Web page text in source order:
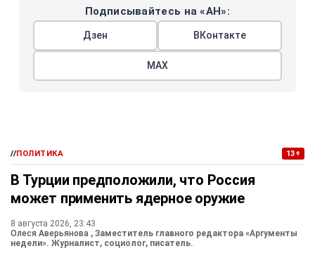
Подписывайтесь на «АН»:
Дзен ВКонтакте
МАХ
//ПОЛИТИКА 13+
В Турции предположили, что Россия
может применить ядерное оружие
8 августа 2026, 23:43
Олеся Аверьянова , Заместитель главного редактора «Аргументы
недели». Журналист, социолог, писатель.